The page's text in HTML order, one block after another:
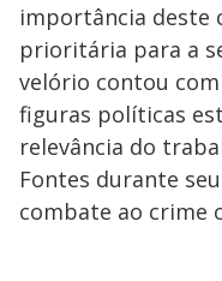
importância deste
prioritária para a
velório contou
figuras políticas
relevância do
Fontes durante
combate ao crime